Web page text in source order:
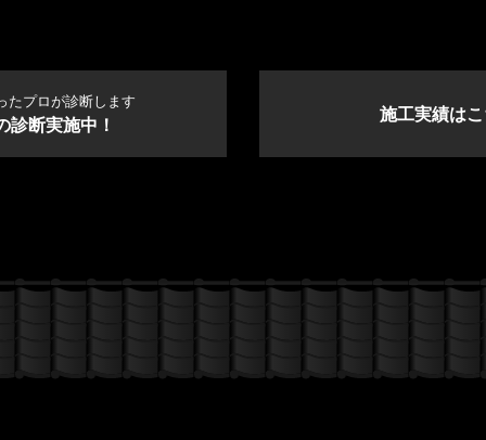
たプロが診断します
診断実施中！ 施工実績は